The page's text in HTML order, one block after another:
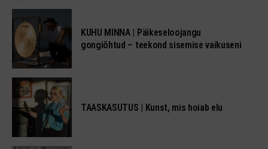
KUHU MINNA | Päikeseloojangu
gongiõhtud – teekond sisemise vaikuseni
TAASKASUTUS | Kunst, mis hoiab elu